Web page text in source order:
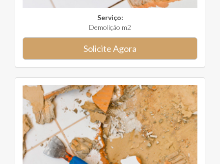
Serviço:
Demolição m2
Solicite Agora